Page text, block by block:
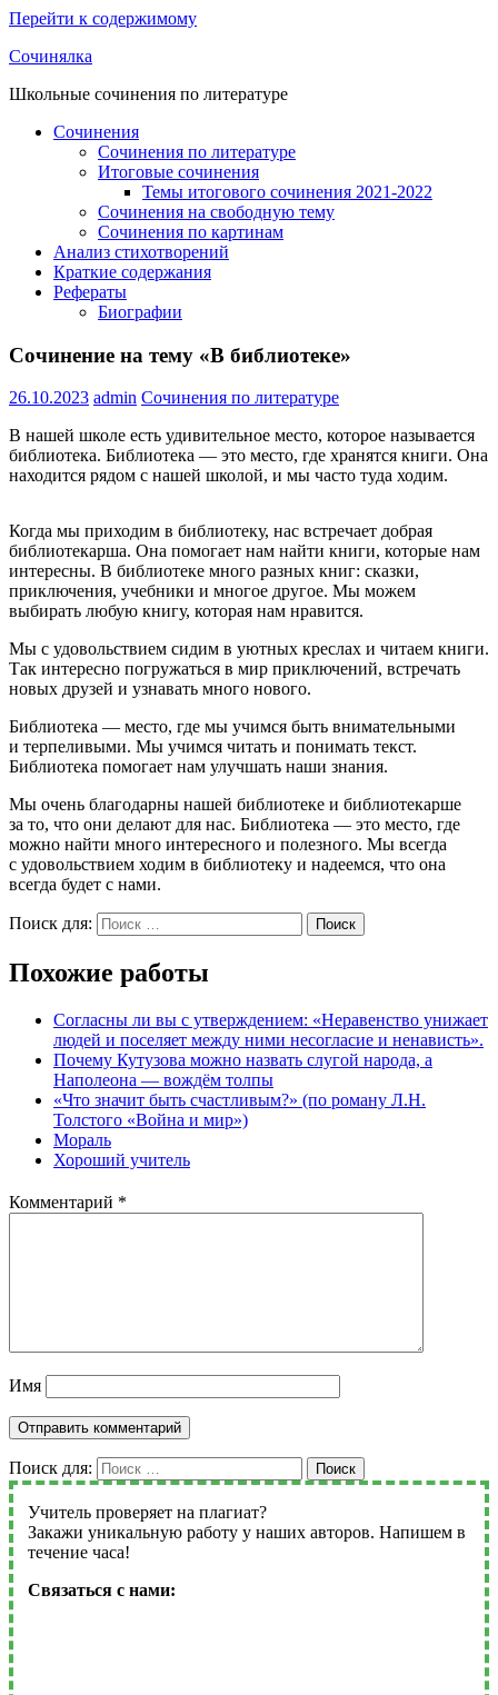
Перейти к содержимому
Сочинялка
Школьные сочинения по литературе
Сочинения
Сочинения по литературе
Итоговые сочинения
Темы итогового сочинения 2021-2022
Сочинения на свободную тему
Сочинения по картинам
Анализ стихотворений
Краткие содержания
Рефераты
Биографии
Сочинение на тему «В библиотеке»
26.10.2023 admin Сочинения по литературе
В нашей школе есть удивительное место, которое называется
библиотека. Библиотека — это место, где хранятся книги. Она
находится рядом с нашей школой, и мы часто туда ходим.
Когда мы приходим в библиотеку, нас встречает добрая
библиотекарша. Она помогает нам найти книги, которые нам
интересны. В библиотеке много разных книг: сказки,
приключения, учебники и многое другое. Мы можем
выбирать любую книгу, которая нам нравится.
Мы с удовольствием сидим в уютных креслах и читаем книги.
Так интересно погружаться в мир приключений, встречать
новых друзей и узнавать много нового.
Библиотека — место, где мы учимся быть внимательными
и терпеливыми. Мы учимся читать и понимать текст.
Библиотека помогает нам улучшать наши знания.
Мы очень благодарны нашей библиотеке и библиотекарше
за то, что они делают для нас. Библиотека — это место, где
можно найти много интересного и полезного. Мы всегда
с удовольствием ходим в библиотеку и надеемся, что она
всегда будет с нами.
Поиск для: Поиск
Похожие работы
Согласны ли вы с утверждением: «Неравенство унижает
людей и поселяет между ними несогласие и ненависть».
Почему Кутузова можно назвать слугой народа, а
Наполеона — вождём толпы
«Что значит быть счастливым?» (по роману Л.Н.
Толстого «Война и мир»)
Мораль
Хороший учитель
Комментарий *
Имя
Поиск для: Поиск
Учитель проверяет на плагиат?
Закажи уникальную работу у наших авторов. Напишем в
течение часа!
Связаться с нами: